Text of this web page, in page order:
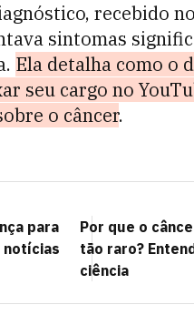
recebido
sintomas
Ela detalha como o
seu cargo no
o câncer.
para
notícias
Por que o
tão raro?
ciência